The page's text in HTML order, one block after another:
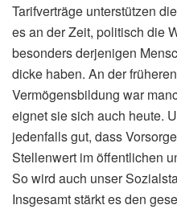
Tarifverträge unterstützen
es an der Zeit, politisch die
besonders derjenigen
dicke haben. An der
Vermögensbildung war
eignet sie sich auch heute.
jedenfalls gut, dass
Stellenwert im öffentlichen
So wird auch unser
Insgesamt stärkt es den